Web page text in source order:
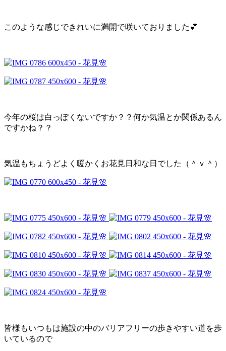
このような感じできれいに満開で咲いておりました💕
今年の桜は白っぽくないですか？？何か気温とか関係あるん
ですかね？？
気温もちょうどよく暖かくお花見日和な日でした（＾ｖ＾）
皆様もいつもは施設の中のバリアフリーの歩きやすい道を歩
いているので